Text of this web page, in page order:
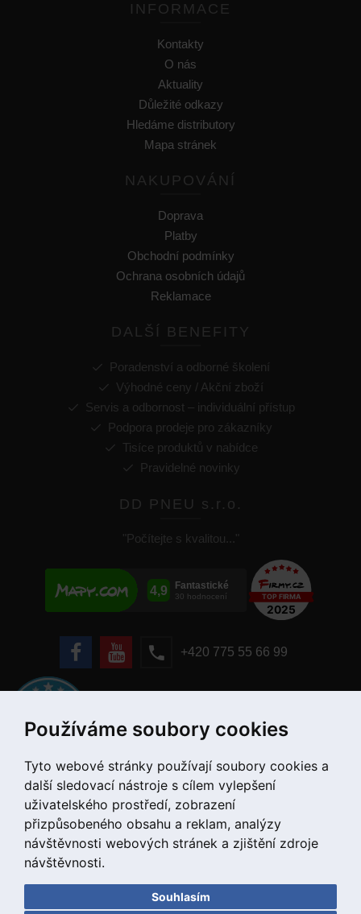
Používáme soubory cookies
Tyto webové stránky používají soubory cookies a
další sledovací nástroje s cílem vylepšení
uživatelského prostředí, zobrazení
přizpůsobeného obsahu a reklam, analýzy
návštěvnosti webových stránek a zjištění zdroje
návštěvnosti.
Souhlasím
INFORMACE
Kontakty
O nás
Aktuality
Důležité odkazy
Hledáme distributory
Mapa stránek
NAKUPOVÁNÍ
Doprava
Platby
Obchodní podmínky
Ochrana osobních údajů
Reklamace
DALŠÍ BENEFITY
Poradenství a odborné školení
Výhodné ceny / Akční zboží
Servis a odbornost – individuální přístup
Podpora prodeje pro zákazníky
Tisíce produktů v nabídce
Pravidelné novinky
DD PNEU s.r.o.
"Počítejte s kvalitou..."
+420 775 55 66 99